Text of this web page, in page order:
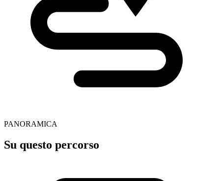
PANORAMICA
Su questo percorso